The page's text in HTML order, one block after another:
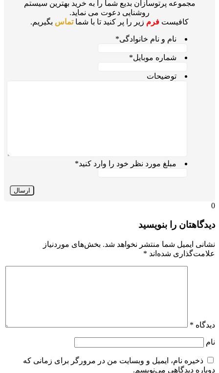
مجموعه پرتوسازان بدیع شما را به خرید بهترین سیستم
روشنایی دعوت می نماید.
کافیست فرم زیر را پر کنید تا با شماتماس بگیریم.
نام و نام خانوادگی*
شماره موبایل*
توضیحات
مبلغ مورد نظر خود را وارد کنید*
0
دیدگاهتان را بنویسید
نشانی ایمیل شما منتشر نخواهد شد. بخش‌های موردنیاز
علامت‌گذاری شده‌اند *
دیدگاه *
نام
ذخیره نام، ایمیل و وبسایت من در مرورگر برای زمانی که
دوباره دیدگاهی می‌نویسم.